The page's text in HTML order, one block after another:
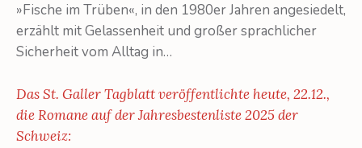
»Fische im Trüben«, in den 1980er Jahren angesiedelt,
erzählt mit Gelassenheit und großer sprachlicher
Sicherheit vom Alltag in…
Das St. Galler Tagblatt veröffentlichte heute, 22.12.,
die Romane auf der Jahresbestenliste 2025 der
Schweiz: